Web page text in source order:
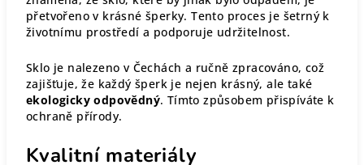
přetvořeno v krásné šperky. Tento proces je šetrný k
životnímu prostředí a podporuje udržitelnost.
Sklo je nalezeno v Čechách a ručně zpracováno, což
zajišťuje, že každý šperk je nejen krásný, ale také
ekologicky odpovědný. Tímto způsobem přispíváte k
ochraně přírody.
Kvalitní materiály